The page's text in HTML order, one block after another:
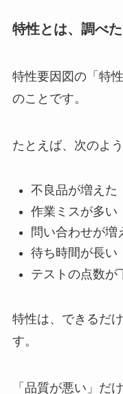
特性とは、調べ
特性要因図の「特
のことです。
たとえば、次のよ
不良品が増えた
作業ミスが多い
問い合わせが増
待ち時間が長い
テストの点数が
特性は、できるだ
す。
「品質が悪い」だ